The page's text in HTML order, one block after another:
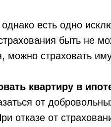
есть одно
быть не
можно страховать
квартиру в
от
отказе от